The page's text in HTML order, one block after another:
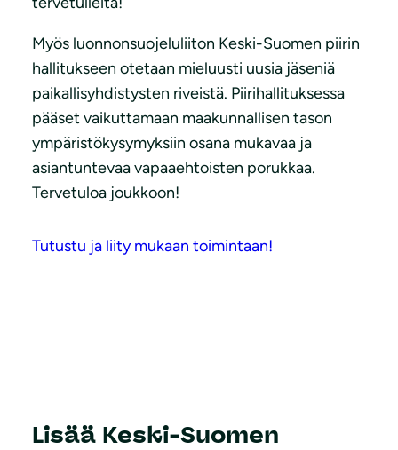
Myös luonnonsuojeluliiton Keski-Suomen piirin
hallitukseen otetaan mieluusti uusia jäseniä
paikallisyhdistysten riveistä. Piirihallituksessa
pääset vaikuttamaan maakunnallisen tason
ympäristökysymyksiin osana mukavaa ja
asiantuntevaa vapaaehtoisten porukkaa.
Tervetuloa joukkoon!
Tutustu ja liity mukaan toimintaan!
Lisää Keski-Suomen